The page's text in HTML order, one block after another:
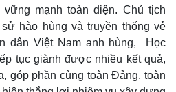
mạnh toàn diện. Chủ tịch
hào hùng và truyền thống vẻ
dân Việt Nam anh hùng, Học
tục giành được nhiều kết quả,
góp phần cùng toàn Đảng, toàn